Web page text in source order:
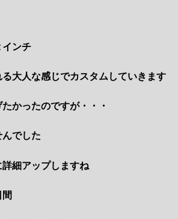
インチ
る大人な感じでカスタムしていきます
かったのですが・・・
んでした
細アップしますね